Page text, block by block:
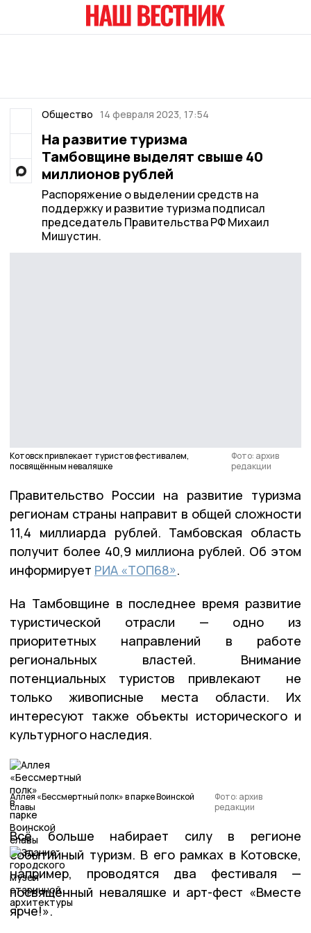
Общество 14 февраля 2023, 17:54
На развитие туризма
Тамбовщине выделят свыше 40
миллионов рублей
Распоряжение о выделении средств на
поддержку и развитие туризма подписал
председатель Правительства РФ Михаил
Мишустин.
Котовск привлекает туристов фестивалем,
посвящённым неваляшке
Фото: архив
редакции
Правительство России на развитие туризма
регионам страны направит в общей сложности
11,4 миллиарда рублей. Тамбовская область
получит более 40,9 миллиона рублей. Об этом
информирует РИА «ТОП68».
На Тамбовщине в последнее время развитие
туристической отрасли — одно из
приоритетных направлений в работе
региональных властей. Внимание
потенциальных туристов привлекают не
только живописные места области. Их
интересуют также объекты исторического и
культурного наследия.
Аллея «Бессмертный полк» в парке Воинской
славы
Фото: архив
редакции
Всё больше набирает силу в регионе
событийный туризм. В его рамках в Котовске,
например, проводятся два фестиваля —
посвящённый неваляшке и арт-фест «Вместе
ярче!».